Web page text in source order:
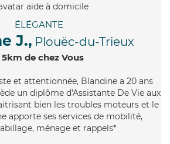
ÉLÉGANTE
J., Plouëc-du-Trieux
5km de chez Vous
et attentionnée, Blandine a 20 ans
un diplôme d'Assistante De Vie aux
bien les troubles moteurs et le
apporte ses services de mobilité,
ménage et rappels*